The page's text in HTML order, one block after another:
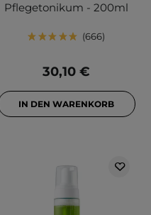
Pflegetonikum - 200ml
666
30,10 €
IN DEN WARENKORB